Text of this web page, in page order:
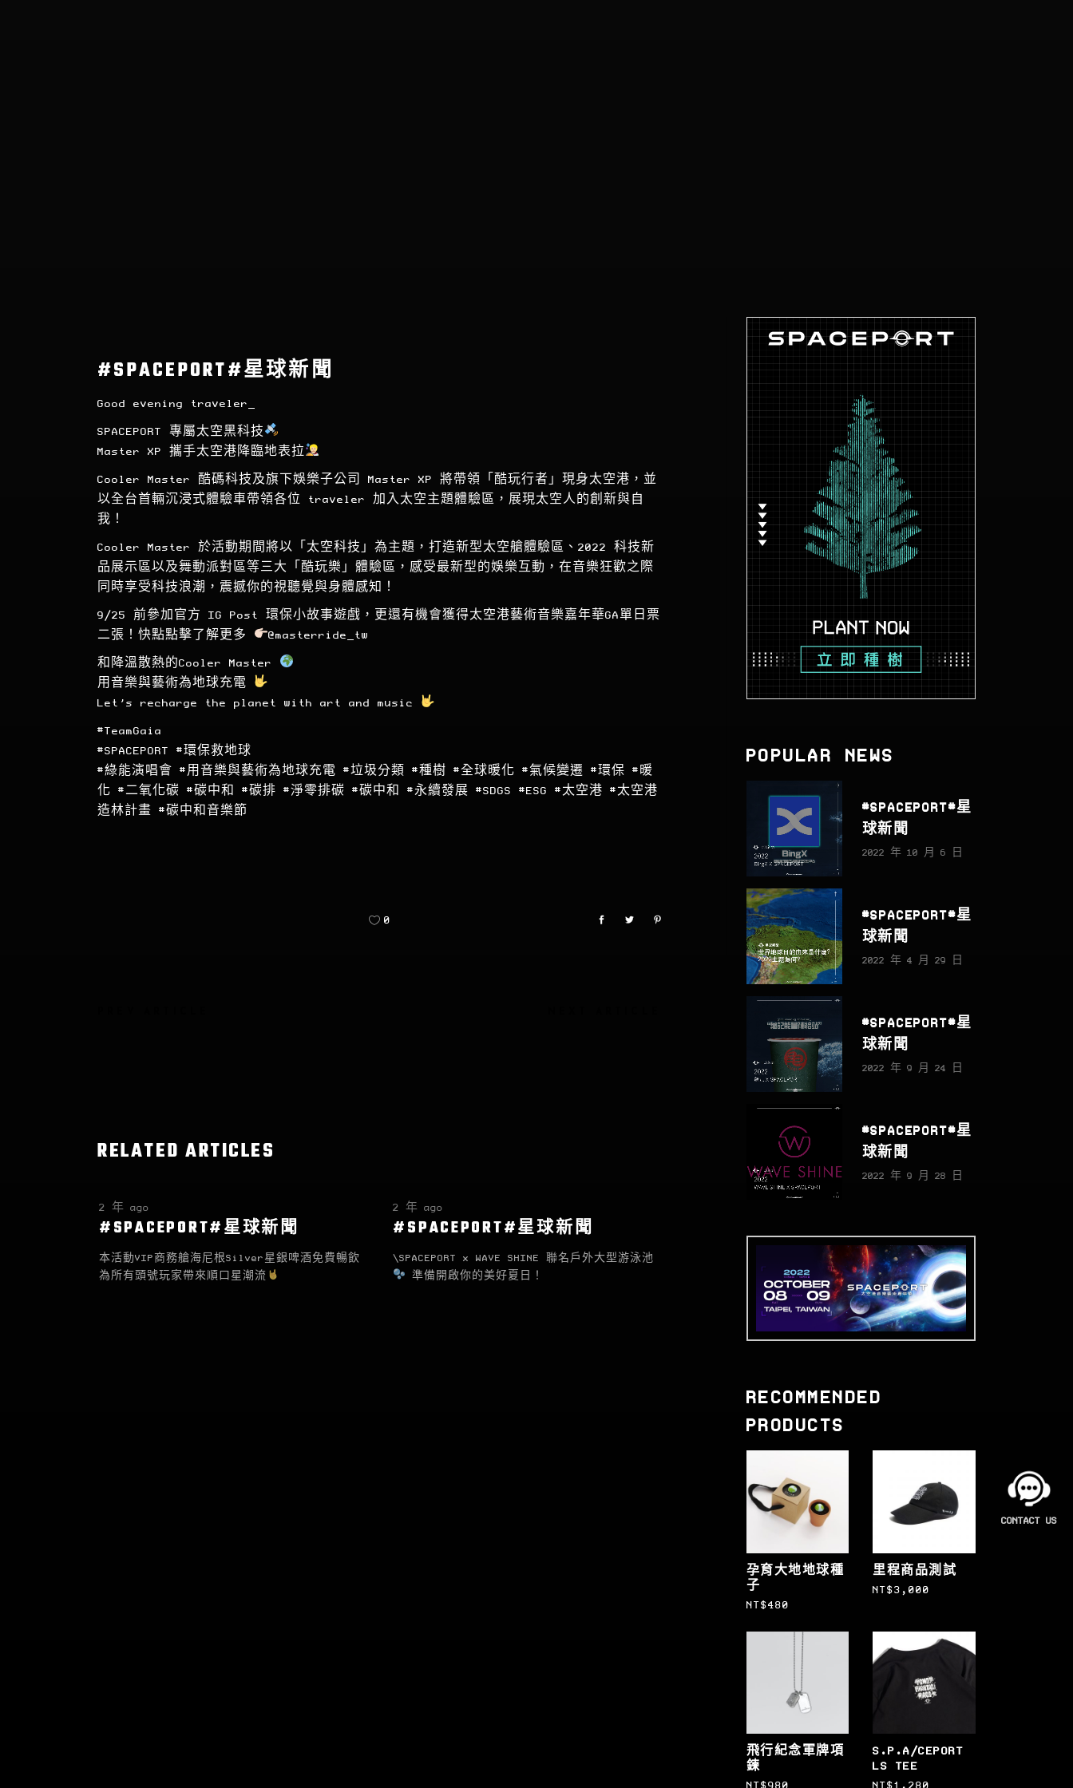
#SPACEPORT#星球新聞
Good evening traveler_
SPACEPORT 專屬太空黑科技
Master XP 攜手太空港降臨地表拉
Cooler Master 酷碼科技及旗下娛樂子公司 Master XP 將帶領「酷玩行者」現身太空港，並
以全台首輛沉浸式體驗車帶領各位 traveler 加入太空主題體驗區，展現太空人的創新與自
我！
Cooler Master 於活動期間將以「太空科技」為主題，打造新型太空艙體驗區、2022 科技新
品展示區以及舞動派對區等三大「酷玩樂」體驗區，感受最新型的娛樂互動，在音樂狂歡之際
同時享受科技浪潮，震撼你的視聽覺與身體感知！
9/25 前參加官方 IG Post 環保小故事遊戲，更還有機會獲得太空港藝術音樂嘉年華GA單日票
二張！快點點擊了解更多
@masterride_tw
和降溫散熱的Cooler Master
用音樂與藝術為地球充電
Let’s recharge the planet with art and music
#TeamGaia
#SPACEPORT
#環保救地球
#綠能演唱會
#用音樂與藝術為地球充電 #垃圾分類 #種樹 #全球暖化 #氣候變遷 #環保
#暖
化
#二氧化碳 #碳中和 #碳排 #淨零排碳 #碳中和 #永續發展 #SDGS #ESG #太空港
#太空港
造林計畫
#碳中和音樂節
0
RELATED ARTICLES
2 年 ago
#SPACEPORT#星球新聞
本活動VIP商務艙海尼根Silver星銀啤酒免費暢飲
為所有頭號玩家帶來順口星潮流
2 年 ago
#SPACEPORT#星球新聞
\SPACEPORT x WAVE SHINE 聯名戶外大型游泳池
準備開啟你的美好夏日！
POPULAR NEWS
#SPACEPORT#星
球新聞
2022 年 10 月 6 日
#SPACEPORT#星
球新聞
2022 年 4 月 29 日
#SPACEPORT#星
球新聞
2022 年 9 月 24 日
#SPACEPORT#星
球新聞
2022 年 9 月 28 日
RECOMMENDED
PRODUCTS
孕育大地地球種
子
NT$480
里程商品測試
NT$3,000
飛行紀念軍牌項
鍊
S.P.A/CEPORT
LS TEE